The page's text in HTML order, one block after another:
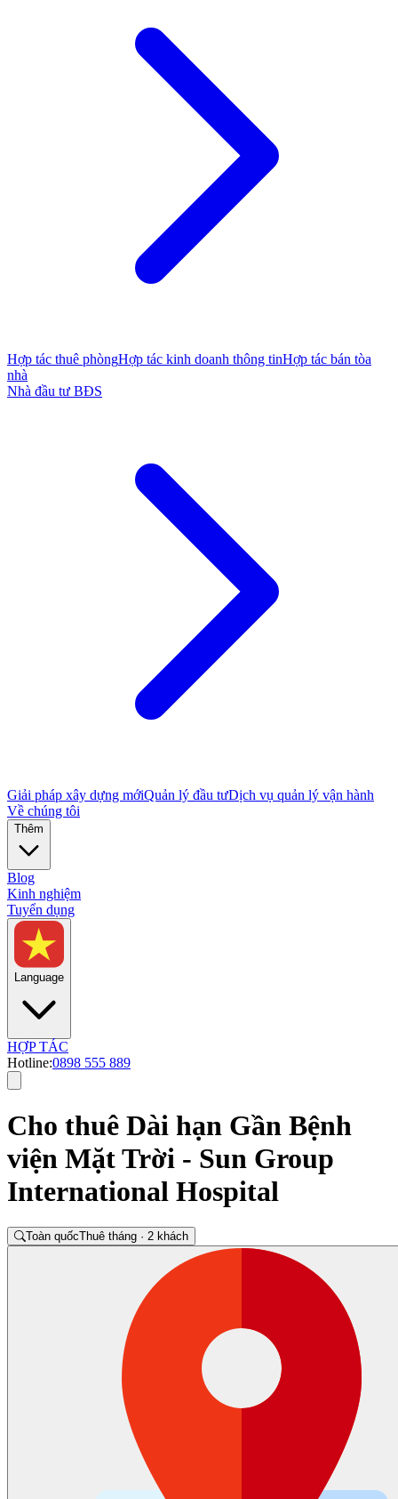
Hợp tác thuê phòngHợp tác kinh doanh thông tinHợp tác bán tòa
nhà
Nhà đầu tư BĐS
Giải pháp xây dựng mớiQuản lý đầu tưDịch vụ quản lý vận hành
Về chúng tôi
Thêm
Blog
Kinh nghiệm
Tuyển dụng
Language
HỢP TÁC
Hotline:0898 555 889
Cho thuê Dài hạn Gần Bệnh
viện Mặt Trời - Sun Group
International Hospital
Toàn quốcThuê tháng · 2 khách